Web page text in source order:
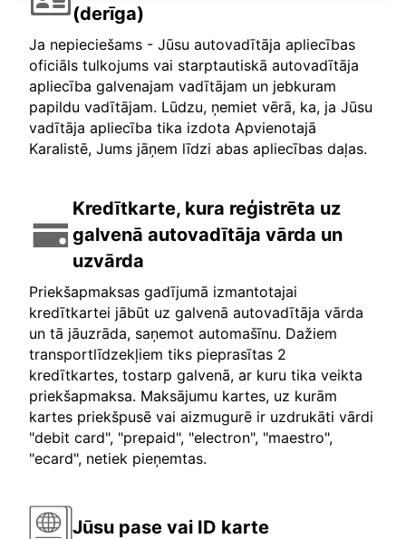
(derīga)
Ja nepieciešams - Jūsu autovadītāja apliecības
oficiāls tulkojums vai starptautiskā autovadītāja
apliecība galvenajam vadītājam un jebkuram
papildu vadītājam. Lūdzu, ņemiet vērā, ka, ja Jūsu
vadītāja apliecība tika izdota Apvienotajā
Karalistē, Jums jāņem līdzi abas apliecības daļas.
Kredītkarte, kura reģistrēta uz
galvenā autovadītāja vārda un
uzvārda
Priekšapmaksas gadījumā izmantotajai
kredītkartei jābūt uz galvenā autovadītāja vārda
un tā jāuzrāda, saņemot automašīnu. Dažiem
transportlīdzekļiem tiks pieprasītas 2
kredītkartes, tostarp galvenā, ar kuru tika veikta
priekšapmaksa. Maksājumu kartes, uz kurām
kartes priekšpusē vai aizmugurē ir uzdrukāti vārdi
"debit card", "prepaid", "electron", "maestro",
"ecard", netiek pieņemtas.
Jūsu pase vai ID karte